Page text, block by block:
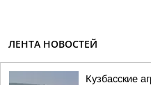
ЛЕНТА НОВОСТЕЙ
Кузбасские